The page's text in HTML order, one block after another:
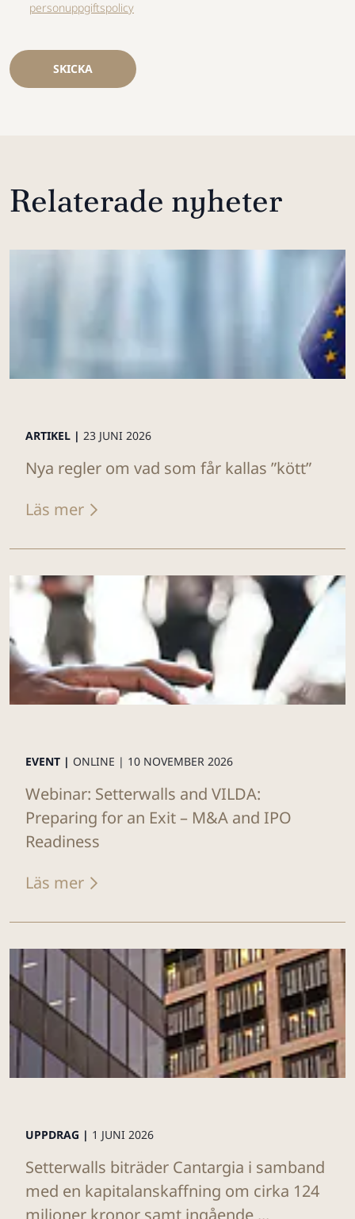
personuppgiftspolicy
SKICKA
Relaterade nyheter
ARTIKEL | 23 JUNI 2026
Nya regler om vad som får kallas ”kött”
Läs mer
EVENT | ONLINE | 10 NOVEMBER 2026
Webinar: Setterwalls and VILDA:
Preparing for an Exit – M&A and IPO
Readiness
Läs mer
UPPDRAG | 1 JUNI 2026
Setterwalls biträder Cantargia i samband
med en kapitalanskaffning om cirka 124
miljoner kronor samt ingående ...